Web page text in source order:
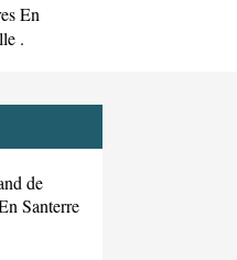
En
.
de
Santerre